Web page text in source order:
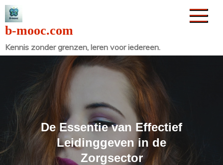
Naar
de
inhoud
gaan
b-mooc.com
Kennis zonder grenzen, leren voor iedereen.
De Essentie van Effectief
Leidinggeven in de
Zorgsector